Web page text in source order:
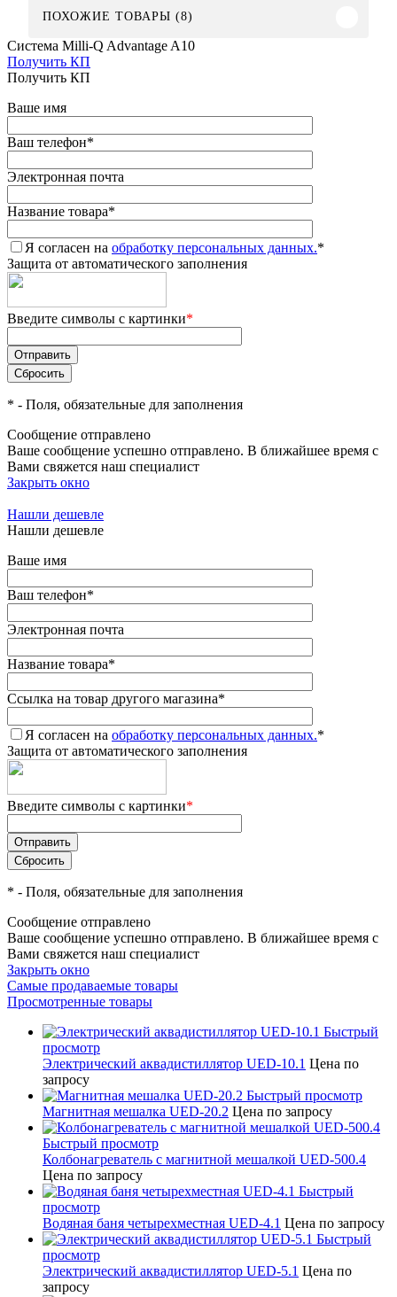
ПОХОЖИЕ ТОВАРЫ (8)
Система Milli-Q Advantage A10
Получить КП
Получить КП
Ваше имя
Ваш телефон*
Электронная почта
Название товара*
Я согласен на обработку персональных данных.*
Защита от автоматического заполнения
Введите символы с картинки*
* - Поля, обязательные для заполнения
Сообщение отправлено
Ваше сообщение успешно отправлено. В ближайшее время с
Вами свяжется наш специалист
Закрыть окно
Нашли дешевле
Нашли дешевле
Ваше имя
Ваш телефон*
Электронная почта
Название товара*
Ссылка на товар другого магазина*
Я согласен на обработку персональных данных.*
Защита от автоматического заполнения
Введите символы с картинки*
* - Поля, обязательные для заполнения
Сообщение отправлено
Ваше сообщение успешно отправлено. В ближайшее время с
Вами свяжется наш специалист
Закрыть окно
Самые продаваемые товары
Просмотренные товары
Быстрый
просмотр
Электрический аквадистиллятор UED-10.1 Цена по
запросу
Быстрый просмотр
Магнитная мешалка UED-20.2 Цена по запросу
Быстрый просмотр
Колбонагреватель с магнитной мешалкой UED-500.4
Цена по запросу
Быстрый
просмотр
Водяная баня четырехместная UED-4.1 Цена по запросу
Быстрый
просмотр
Электрический аквадистиллятор UED-5.1 Цена по
запросу